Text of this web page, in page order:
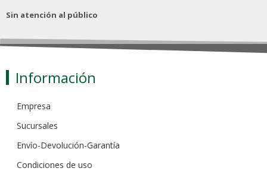
Sin atención al público
Información
Empresa
Sucursales
Envío-Devolución-Garantía
Condiciones de uso